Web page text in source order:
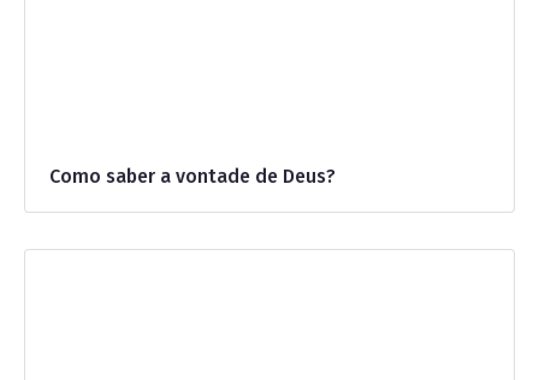
Como saber a vontade de Deus?